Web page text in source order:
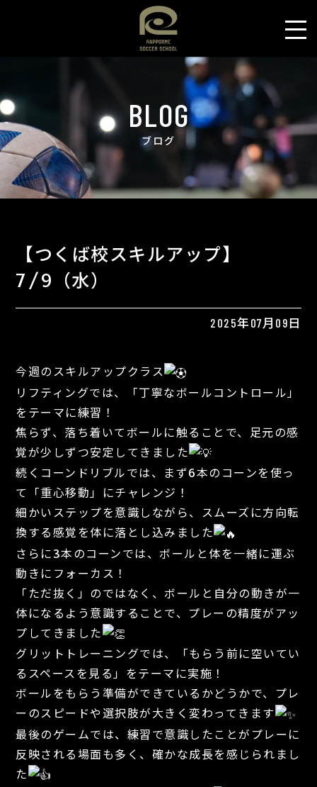
BLOG
ブログ
【つくば校スキルアップ】
7/9（水）
2025年07月09日
今週のスキルアップクラス
リフティングでは、「丁寧なボールコントロール」
をテーマに練習！
焦らず、落ち着いてボールに触ることで、足元の感
覚が少しずつ安定してきました
続くコーンドリブルでは、まず6本のコーンを使っ
て「重心移動」にチャレンジ！
細かいステップを意識しながら、スムーズに方向転
換する感覚を体に落とし込みました
さらに3本のコーンでは、ボールと体を一緒に運ぶ
動きにフォーカス！
「ただ抜く」のではなく、ボールと自分の動きが一
体になるよう意識することで、プレーの精度がアッ
プしてきました
グリットトレーニングでは、「もらう前に空いてい
るスペースを見る」をテーマに実施！
ボールをもらう準備ができているかどうかで、プレ
ーのスピードや選択肢が大きく変わってきます
最後のゲームでは、練習で意識したことがプレーに
反映される場面も多く、確かな成長を感じられまし
た